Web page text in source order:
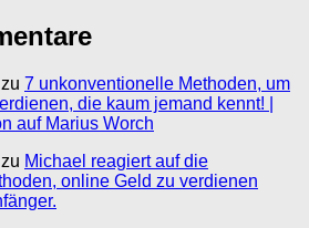
zu 7 unkonventionelle Methoden, um
die kaum jemand kennt! |
auf Marius Worch
zu Michael reagiert auf die
online Geld zu verdienen